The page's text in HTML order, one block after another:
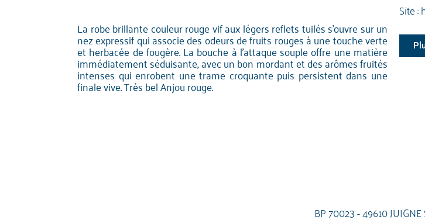
La robe brillante couleur rouge vif aux légers reflets tuilés s'ouvre sur un
nez expressif qui associe des odeurs de fruits rouges à une touche verte
et herbacée de fougère. La bouche à l'attaque souple offre une matière
immédiatement séduisante, avec un bon mordant et des arômes fruités
intenses qui enrobent une trame croquante puis persistent dans une
finale vive. Très bel Anjou rouge.
Site :
BP 70023 - 49610